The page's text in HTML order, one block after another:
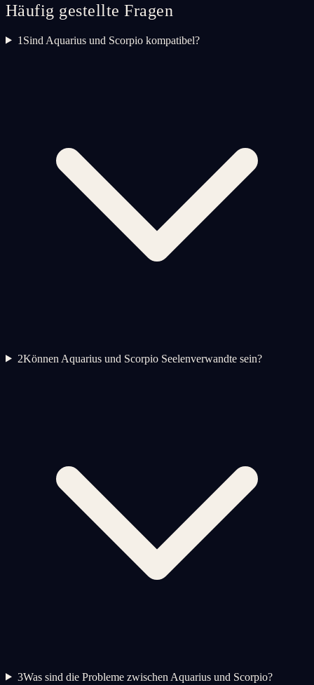
Häufig gestellte Fragen
1 Sind Aquarius und Scorpio kompatibel?
2Können Aquarius und Scorpio Seelenverwandte sein?
3Was sind die Probleme zwischen Aquarius und Scorpio?